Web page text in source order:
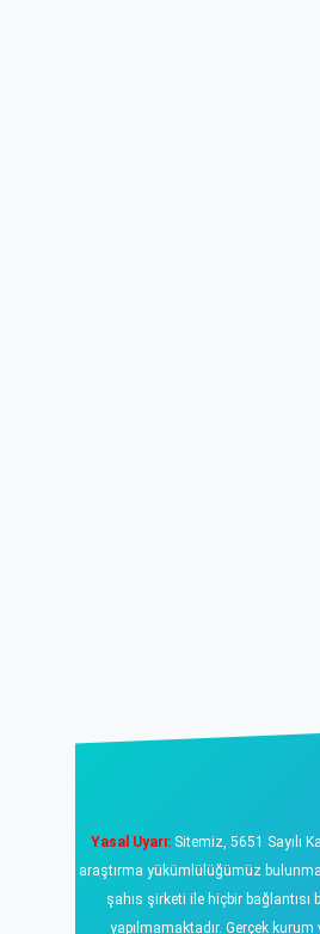
Yasal Uyarı:Sitemiz, 5651 Sayılı
araştırma yükümlülüğümüz
şahıs şirketi ile hiçbir
yapılmamaktadır. Gerçek